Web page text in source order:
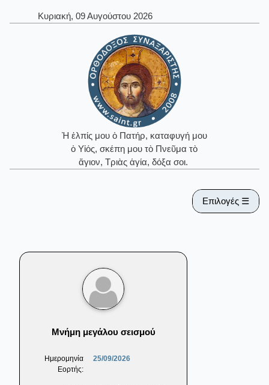
Κυριακή, 09 Αυγούστου 2026
Ἡ ἐλπίς μου ὁ Πατήρ, καταφυγή μου
ὁ Υἱός, σκέπη μου τὸ Πνεῦμα τὸ
ἅγιον, Τριὰς ἁγία, δόξα σοι.
Επιλογές ☰
Μνήμη μεγάλου σεισμού
Ημερομηνία
Εορτής:
25/09/2026